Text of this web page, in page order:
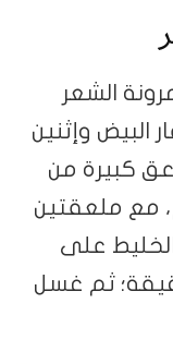
الشعر
مزج 2 من صفار البيض وإثنين
و2 إلى 3 ملاعق كبيرة من
مع ملعقتين
على
وتركه لمدة 20 إلى 30 دقيقة؛ ثم غسل